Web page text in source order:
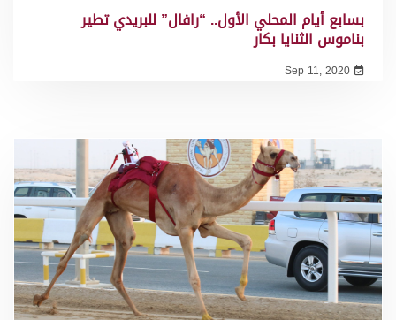
بسابع أيام المحلي الأول.. “رافال” للبريدي تطير
بناموس الثنايا بكار
Sep 11, 2020